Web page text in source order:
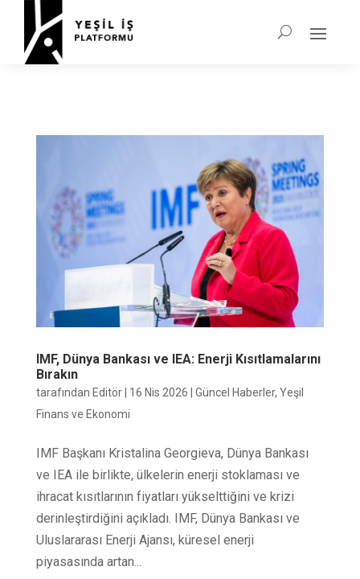
IMF, Dünya Bankası ve IEA: Enerji Kısıtlamalarını
Bırakın
tarafından Editör| 16 Nis 2026 Güncel Haberler, Yeşil
Finans ve Ekonomi
IMF Başkanı Kristalina Georgieva, Dünya Bankası
ve IEA ile birlikte, ülkelerin enerji stoklaması ve
ihracat kısıtlarının fiyatları yükselttiğini ve krizi
derinleştirdiğini açıkladı. IMF, Dünya Bankası ve
Uluslararası Enerji Ajansı, küresel enerji
piyasasında artan...